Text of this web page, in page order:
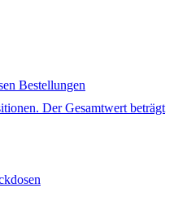
Bestellungen
Der Gesamtwert beträgt